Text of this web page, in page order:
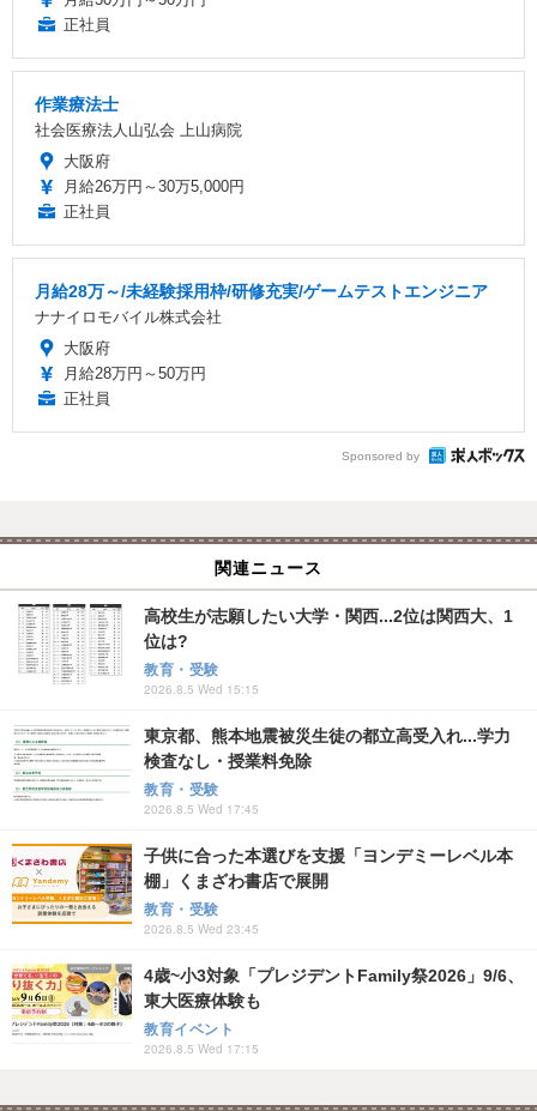
正社員
作業療法士
社会医療法人山弘会 上山病院
大阪府
月給26万円～30万5,000円
正社員
月給28万～/未経験採用枠/研修充実/ゲームテストエンジニア
ナナイロモバイル株式会社
大阪府
月給28万円～50万円
正社員
Sponsored by
関連ニュース
高校生が志願したい大学・関西...2位は関西大、1
位は?
教育・受験
2026.8.5 Wed 15:15
東京都、熊本地震被災生徒の都立高受入れ...学力
検査なし・授業料免除
教育・受験
2026.8.5 Wed 17:45
子供に合った本選びを支援「ヨンデミーレベル本
棚」くまざわ書店で展開
教育・受験
2026.8.5 Wed 23:45
4歳~小3対象「プレジデントFamily祭2026」9/6、
東大医療体験も
教育イベント
2026.8.5 Wed 17:15